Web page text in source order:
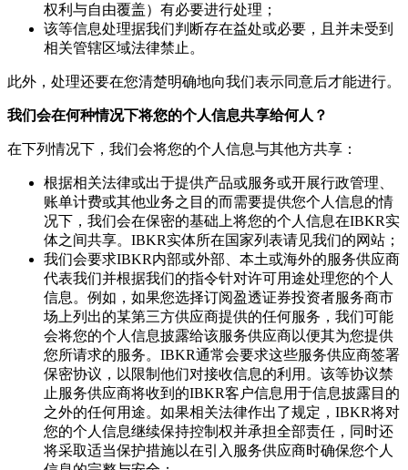
权利与自由覆盖）有必要进行处理；
该等信息处理据我们判断存在益处或必要，且并未受到
相关管辖区域法律禁止。
此外，处理还要在您清楚明确地向我们表示同意后才能进行。
我们会在何种情况下将您的个人信息共享给何人？
在下列情况下，我们会将您的个人信息与其他方共享：
根据相关法律或出于提供产品或服务或开展行政管理、
账单计费或其他业务之目的而需要提供您个人信息的情
况下，我们会在保密的基础上将您的个人信息在IBKR实
体之间共享。IBKR实体所在国家列表请见我们的网站；
我们会要求IBKR内部或外部、本土或海外的服务供应商
代表我们并根据我们的指令针对许可用途处理您的个人
信息。例如，如果您选择订阅盈透证券投资者服务商市
场上列出的某第三方供应商提供的任何服务，我们可能
会将您的个人信息披露给该服务供应商以便其为您提供
您所请求的服务。IBKR通常会要求这些服务供应商签署
保密协议，以限制他们对接收信息的利用。该等协议禁
止服务供应商将收到的IBKR客户信息用于信息披露目的
之外的任何用途。如果相关法律作出了规定，IBKR将对
您的个人信息继续保持控制权并承担全部责任，同时还
将采取适当保护措施以在引入服务供应商时确保您个人